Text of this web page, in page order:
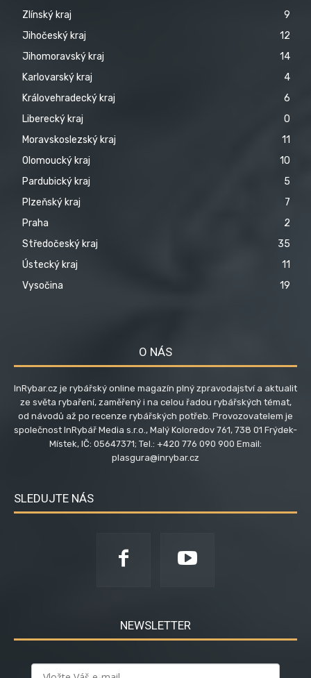
Zlínský kraj
9
Jihočeský kraj
12
Jihomoravský kraj
14
Karlovarský kraj
4
Královehradecký kraj
6
Liberecký kraj
0
Moravskoslezský kraj
11
Olomoucký kraj
10
Pardubický kraj
5
Plzeňský kraj
7
Praha
2
Středočeský kraj
35
Ústecký kraj
11
Vysočina
19
O NÁS
InRybar.cz je rybářský online magazín plný zpravodajství a aktualit
ze světa rybaření, zaměřený i na celou řadou rybářských témat,
od návodů až po recenze rybářských potřeb. Provozovatelem je
společnost InRybář Media s.r.o., Malý Koloredov 761, 738 01 Frýdek-
Místek, IČ: 05647371; Tel.: +420 776 090 900 Email:
plasgura@inrybar.cz
SLEDUJTE NÁS
NEWSLETTER